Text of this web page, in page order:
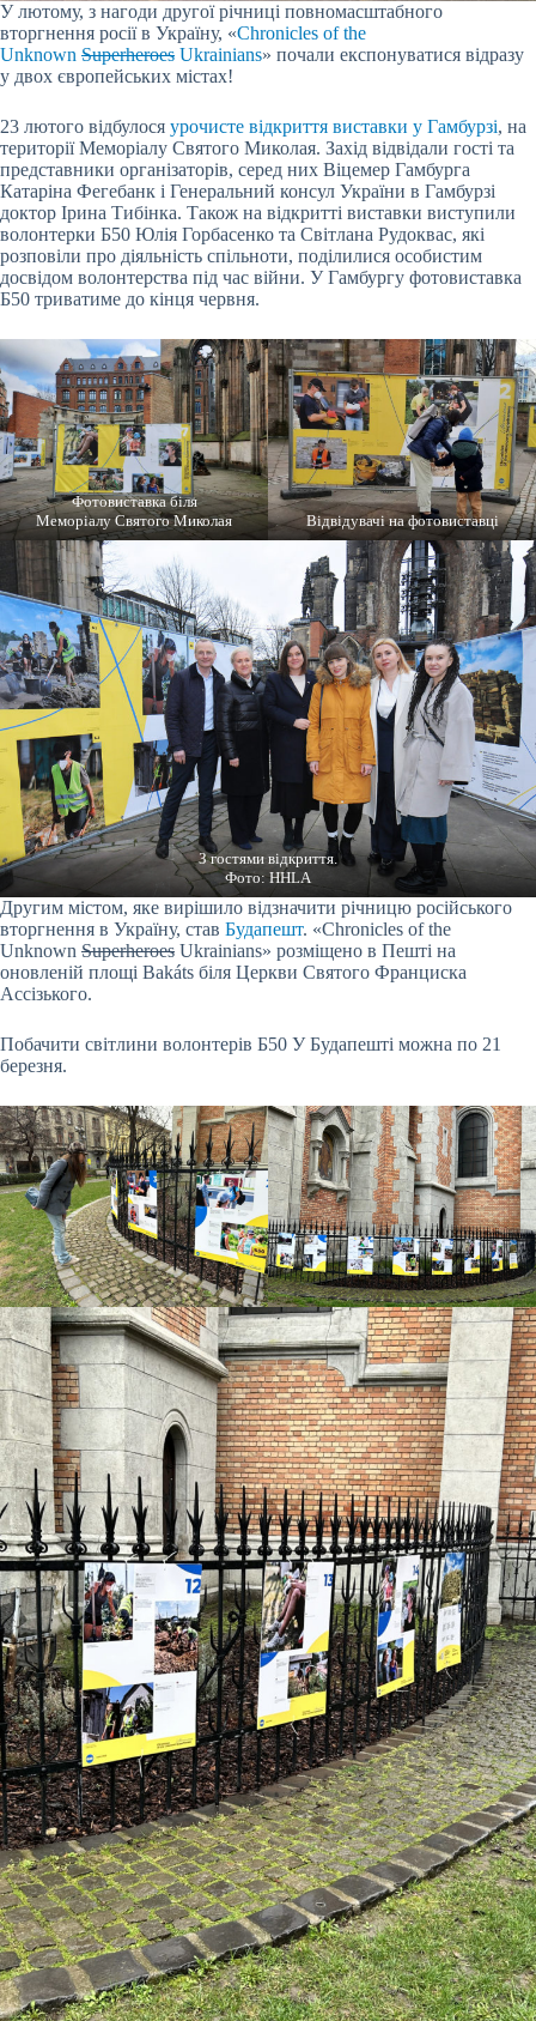
У лютому, з нагоди другої річниці повномасштабного
вторгнення росії в Україну, «Chronicles of the
Unknown Superheroes Ukrainians» почали експонуватися відразу
у двох європейських містах!
23 лютого відбулося урочисте відкриття виставки у Гамбурзі, на
території Меморіалу Святого Миколая. Захід відвідали гості та
представники організаторів, серед них Віцемер Гамбурга
Катаріна Фегебанк і Генеральний консул України в Гамбурзі
доктор Ірина Тибінка. Також на відкритті виставки виступили
волонтерки Б50 Юлія Горбасенко та Світлана Рудоквас, які
розповіли про діяльність спільноти, поділилися особистим
досвідом волонтерства під час війни. У Гамбургу фотовиставка
Б50 триватиме до кінця червня.
Фотовиставка біля
Меморіалу Святого Миколая
Відвідувачі на фотовиставці
З гостями відкриття.
Фото: HHLA
Другим містом, яке вирішило відзначити річницю російського
вторгнення в Україну, став Будапешт. «Chronicles of the
Unknown Superheroes Ukrainians» розміщено в Пешті на
оновленій площі Bakáts біля Церкви Святого Франциска
Ассізького.
Побачити світлини волонтерів Б50 У Будапешті можна по 21
березня.